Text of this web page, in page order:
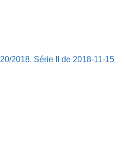
2018, Série II de 2018-11-15